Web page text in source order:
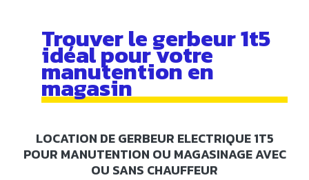
Trouver le gerbeur 1t5
idéal pour votre
manutention en
magasin
LOCATION DE GERBEUR ELECTRIQUE 1T5
POUR MANUTENTION OU MAGASINAGE AVEC
OU SANS CHAUFFEUR